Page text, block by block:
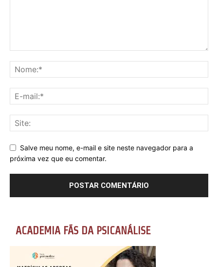
Salve meu nome, e-mail e site neste navegador para a
próxima vez que eu comentar.
ACADEMIA FÃS DA PSICANÁLISE